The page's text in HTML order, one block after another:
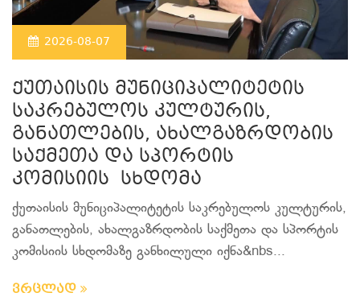
2026-08-07
ქუთაისის მუნიციპალიტეტის
საკრებულოს კულტურის,
განათლების, ახალგაზრდობის
საქმეთა და სპორტის
კომისიის სხდომა
ქუთაისის მუნიციპალიტეტის საკრებულოს კულტურის,
განათლების, ახალგაზრდობის საქმეთა და სპორტის
კომისიის სხდომაზე განხილული იქნა&nbs...
ვრცლად